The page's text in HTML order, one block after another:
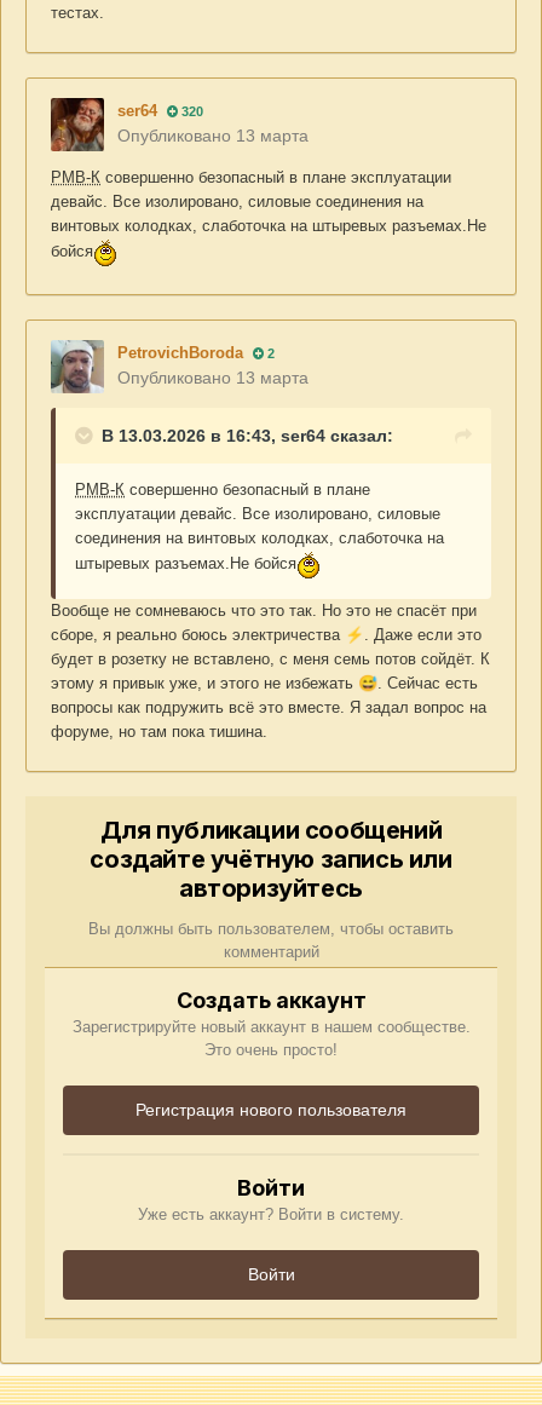
тестах.
ser64 320
Опубликовано 13 марта
РМВ-К совершенно безопасный в плане эксплуатации
девайс. Все изолировано, силовые соединения на
винтовых колодках, слаботочка на штыревых разъемах.Не
бойся
PetrovichBoroda 2
Опубликовано 13 марта
В 13.03.2026 в 16:43, ser64 сказал:
РМВ-К совершенно безопасный в плане
эксплуатации девайс. Все изолировано, силовые
соединения на винтовых колодках, слаботочка на
штыревых разъемах.Не бойся
Вообще не сомневаюсь что это так. Но это не спасёт при
сборе, я реально боюсь электричества ⚡ . Даже если это
будет в розетку не вставлено, с меня семь потов сойдёт. К
этому я привык уже, и этого не избежать 😅. Сейчас есть
вопросы как подружить всё это вместе. Я задал вопрос на
форуме, но там пока тишина.
Для публикации сообщений
создайте учётную запись или
авторизуйтесь
Вы должны быть пользователем, чтобы оставить
комментарий
Создать аккаунт
Зарегистрируйте новый аккаунт в нашем сообществе.
Это очень просто!
Регистрация нового пользователя
Войти
Уже есть аккаунт? Войти в систему.
Войти